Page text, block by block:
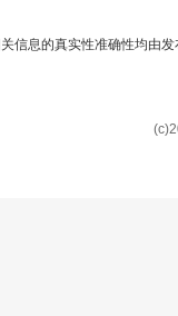
信息的真实性准确性均由